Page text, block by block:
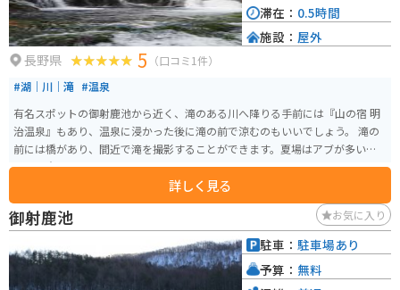
長野県 5 （口コミ1件）
#湖｜川｜滝 #温泉
有名スポットの御射鹿池から近く、滝のある川へ降りる手前には『山の宿 明
治温泉』もあり、温泉に浸かった後に滝の前で涼むのもいいでしょう。 滝の
前には橋があり、間近で滝を撮影することができます。夏場はアブが多いの
でご注意ください。
詳しく見る
滞在： 0.5時間
施設： 屋外
御射鹿池 お気に入り
駐車： 駐車場あり
予算： 無料